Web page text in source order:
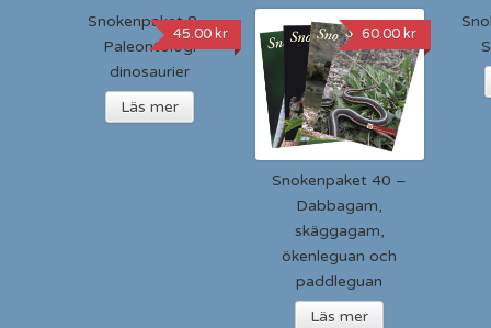
Snokenpaket 8 –
Paleontologi
dinosaurier
45.00 kr
Läs mer
Snokenpaket 40 –
Dabbagam,
skäggagam,
ökenleguan och
paddleguan
60.00kr
Läs mer